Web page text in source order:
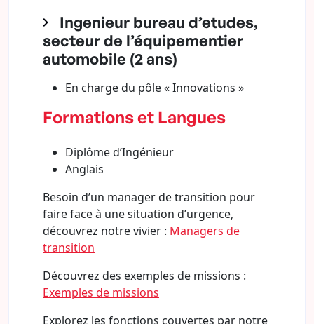
Ingenieur bureau d’etudes,
secteur de l’équipementier
automobile (2 ans)
En charge du pôle « Innovations »
Formations et Langues
Diplôme d’Ingénieur
Anglais
Besoin d’un manager de transition pour
faire face à une situation d’urgence,
découvrez notre vivier : Managers de
transition
Découvrez des exemples de missions :
Exemples de missions
Explorez les fonctions couvertes par notre